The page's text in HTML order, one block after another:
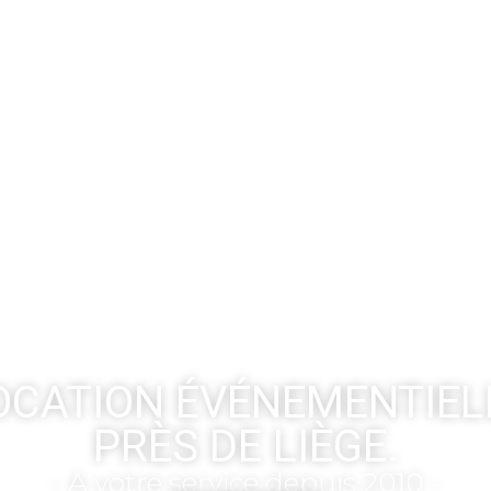
PRÈS DE LIÈGE.
- A votre service depuis 2010 -